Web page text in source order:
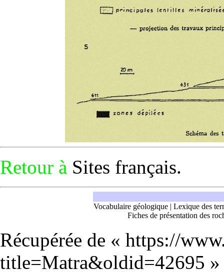
Retour à Sites français.
Vocabulaire géologique| Lexique des
Fiches de présentation des
Récupérée de « https://
title=Matra&oldid=42695 »